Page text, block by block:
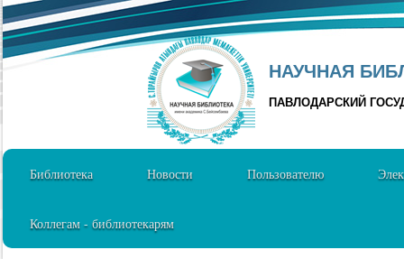
НАУЧНАЯ
ПАВЛОДАРСКИЙ
Библиотека Новости Пользователю
Коллегам - библиотекарям